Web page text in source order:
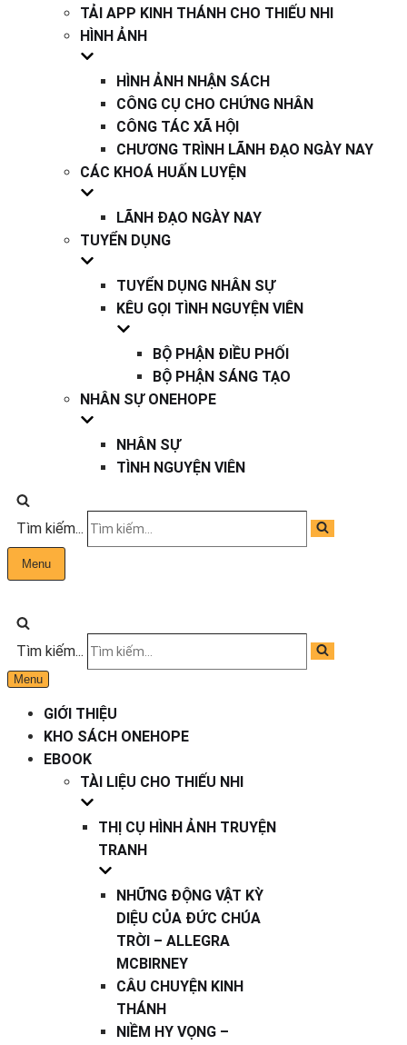
TẢI APP KINH THÁNH CHO THIẾU NHI
HÌNH ẢNH
HÌNH ẢNH NHẬN SÁCH
CÔNG CỤ CHO CHỨNG NHÂN
CÔNG TÁC XÃ HỘI
CHƯƠNG TRÌNH LÃNH ĐẠO NGÀY NAY
CÁC KHOÁ HUẤN LUYỆN
LÃNH ĐẠO NGÀY NAY
TUYỂN DỤNG
TUYỂN DỤNG NHÂN SỰ
KÊU GỌI TÌNH NGUYỆN VIÊN
BỘ PHẬN ĐIỀU PHỐI
BỘ PHẬN SÁNG TẠO
NHÂN SỰ ONEHOPE
NHÂN SỰ
TÌNH NGUYỆN VIÊN
Tìm kiếm...
Menu
Tìm kiếm...
Menu
GIỚI THIỆU
KHO SÁCH ONEHOPE
EBOOK
TÀI LIỆU CHO THIẾU NHI
THỊ CỤ HÌNH ẢNH TRUYỆN
TRANH
NHỮNG ĐỘNG VẬT KỲ
DIỆU CỦA ĐỨC CHÚA
TRỜI – ALLEGRA
MCBIRNEY
CÂU CHUYỆN KINH
THÁNH
NIỀM HY VỌNG –